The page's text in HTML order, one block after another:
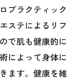
プラクティック
ステによるリフ
で肌も健康的に
によって身体に
ます。健康を維